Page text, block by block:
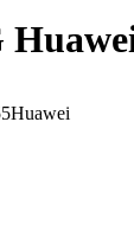
Huawei